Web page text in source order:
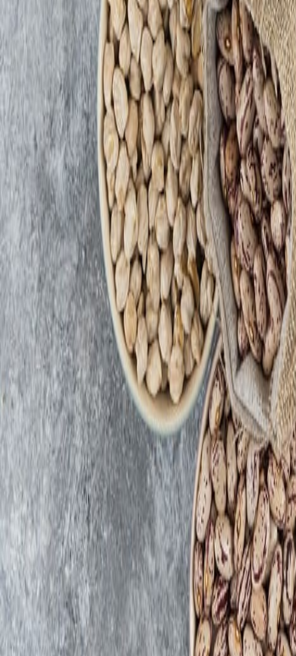
Suplementos alimenticios
Los suplementos alimenticios que están transformando a la industria
Suplementos alimenticios
Es momento de impulsar tu innovación: ¡participa en el Premio a la